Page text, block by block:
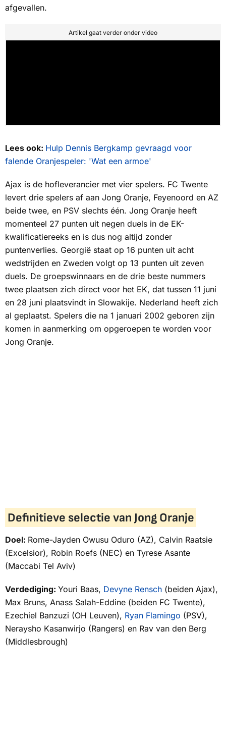
afgevallen.
Artikel gaat verder onder video
Lees ook: Hulp Dennis Bergkamp gevraagd voor
falende Oranjespeler: 'Wat een armoe'
Ajax is de hofleverancier met vier spelers. FC Twente
levert drie spelers af aan Jong Oranje, Feyenoord en AZ
beide twee, en PSV slechts één. Jong Oranje heeft
momenteel 27 punten uit negen duels in de EK-
kwalificatiereeks en is dus nog altijd zonder
puntenverlies. Georgië staat op 16 punten uit acht
wedstrijden en Zweden volgt op 13 punten uit zeven
duels. De groepswinnaars en de drie beste nummers
twee plaatsen zich direct voor het EK, dat tussen 11 juni
en 28 juni plaatsvindt in Slowakije. Nederland heeft zich
al geplaatst. Spelers die na 1 januari 2002 geboren zijn
komen in aanmerking om opgeroepen te worden voor
Jong Oranje.
Definitieve selectie van Jong Oranje
Doel: Rome-Jayden Owusu Oduro (AZ), Calvin Raatsie
(Excelsior), Robin Roefs (NEC) en Tyrese Asante
(Maccabi Tel Aviv)
Verdediging: Youri Baas, Devyne Rensch (beiden Ajax),
Max Bruns, Anass Salah-Eddine (beiden FC Twente),
Ezechiel Banzuzi (OH Leuven), Ryan Flamingo (PSV),
Neraysho Kasanwirjo (Rangers) en Rav van den Berg
(Middlesbrough)